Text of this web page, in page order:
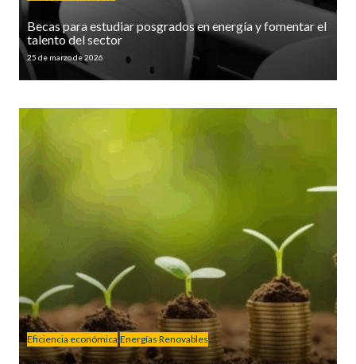
Becas para estudiar posgrados en energía y fomentar el
talento del sector
25 de marzo de 2026
Eficiencia económica Energías Renovables